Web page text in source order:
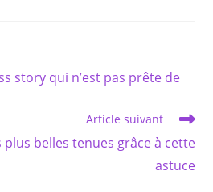
story qui n’est pas prête de
Article suivant
plus belles tenues grâce à cette
astuce